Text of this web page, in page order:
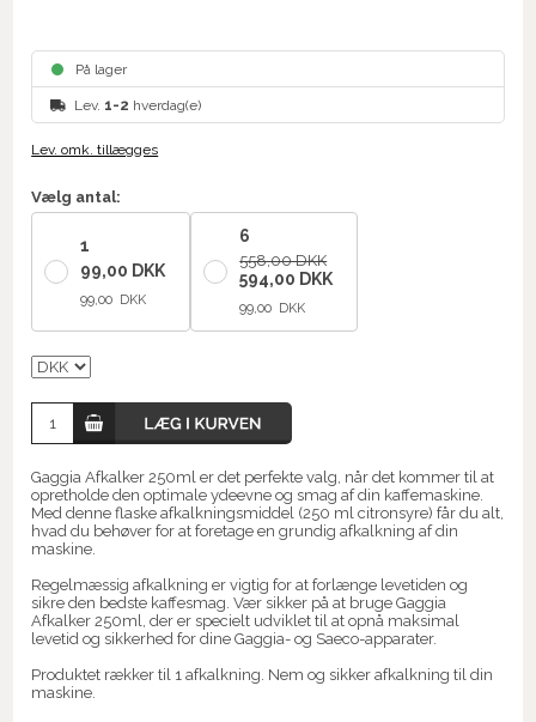
På lager
Lev. 1-2 hverdag(e)
Lev. omk. tillægges
Vælg antal:
1
99,00 DKK
99,00 DKK
6
558,00 DKK
594,00 DKK
99,00 DKK
Gaggia Afkalker 250ml er det perfekte valg, når det kommer til at
opretholde den optimale ydeevne og smag af din kaffemaskine.
Med denne flaske afkalkningsmiddel (250 ml citronsyre) får du alt,
hvad du behøver for at foretage en grundig afkalkning af din
maskine.
Regelmæssig afkalkning er vigtig for at forlænge levetiden og
sikre den bedste kaffesmag. Vær sikker på at bruge Gaggia
Afkalker 250ml, der er specielt udviklet til at opnå maksimal
levetid og sikkerhed for dine Gaggia- og Saeco-apparater.
Produktet rækker til 1 afkalkning. Nem og sikker afkalkning til din
maskine.